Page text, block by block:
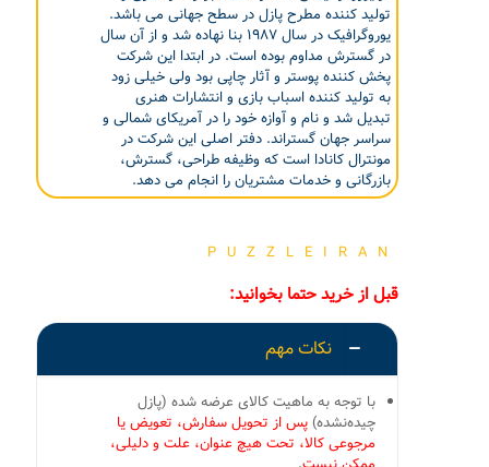
تولید کننده مطرح پازل در سطح جهانی می باشد.
یوروگرافیک در سال ۱۹۸۷ بنا نهاده شد و از آن سال
در گسترش مداوم بوده است. در ابتدا این شرکت
پخش کننده پوستر و آثار چاپی بود ولی خیلی زود
به تولید کننده اسباب بازی و انتشارات هنری
تبدیل شد و نام و آوازه خود را در آمریکای شمالی و
سراسر جهان گستراند. دفتر اصلی این شرکت در
مونترال کانادا است که وظیفه طراحی، گسترش،
بازرگانی و خدمات مشتریان را انجام می دهد.
PUZZLEIRAN
قبل از خرید حتما بخوانید:
نکات مهم
با توجه به ماهیت کالای عرضه شده (پازل
چیده‌نشده) پس از تحویل سفارش، تعویض یا
مرجوعی کالا، تحت هیچ عنوان، علت و دلیلی،